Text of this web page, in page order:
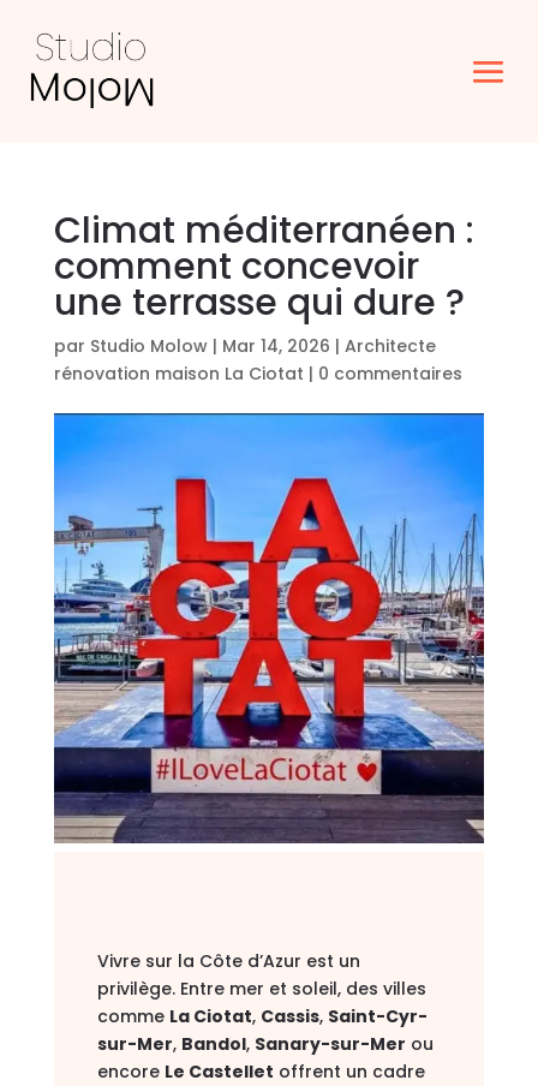
Climat méditerranéen :
comment concevoir
une terrasse qui dure ?
par Studio Molow| Mar 14, 2026 | Architecte
rénovation maison La Ciotat | 0 commentaires
Vivre sur la Côte d’Azur est un
privilège. Entre mer et soleil, des villes
comme La Ciotat, Cassis, Saint-Cyr-
sur-Mer, Bandol, Sanary-sur-Mer ou
encore Le Castellet offrent un cadre